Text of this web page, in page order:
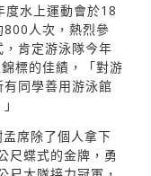
度水上運動會於18
800人次，熱烈參
肯定游泳隊今年
標的佳績，「對游
同學善用游泳館
席除了個人拿下
尺蝶式的金牌，勇